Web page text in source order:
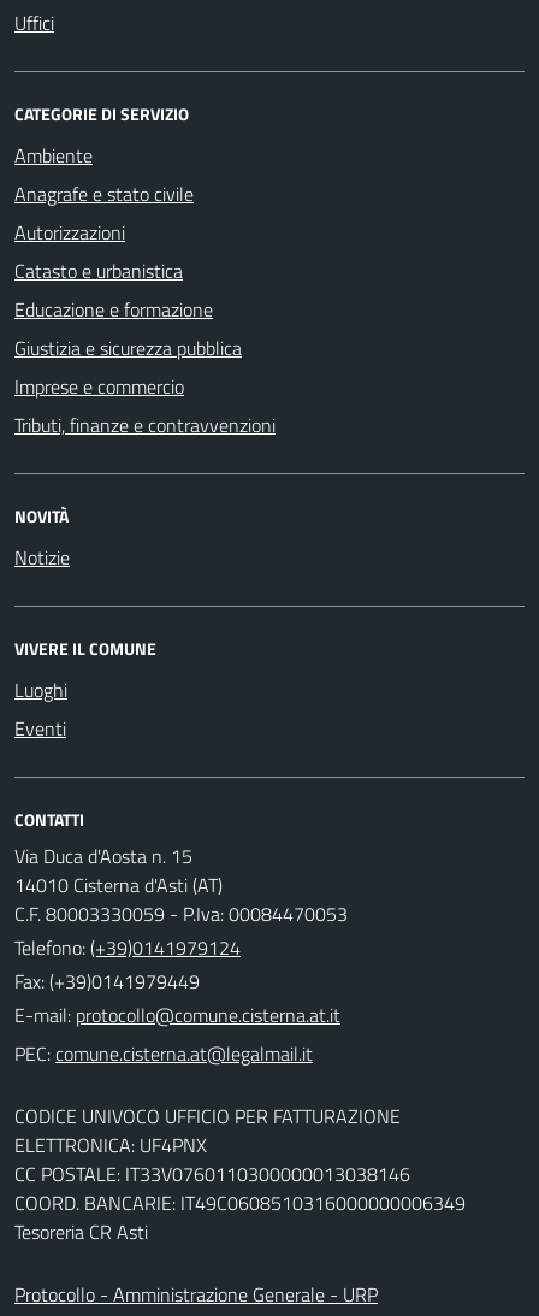
Uffici
CATEGORIE DI SERVIZIO
Ambiente
Anagrafe e stato civile
Autorizzazioni
Catasto e urbanistica
Educazione e formazione
Giustizia e sicurezza pubblica
Imprese e commercio
Tributi, finanze e contravvenzioni
NOVITÀ
Notizie
VIVERE IL COMUNE
Luoghi
Eventi
CONTATTI
Via Duca d'Aosta n. 15
14010 Cisterna d'Asti (AT)
C.F. 80003330059 - P.Iva: 00084470053
Telefono:(+39)0141979124
Fax: (+39)0141979449
E-mail:
PEC:
CODICE UNIVOCO UFFICIO PER FATTURAZIONE
ELETTRONICA: UF4PNX
CC POSTALE: IT33V0760110300000013038146
COORD. BANCARIE: IT49C0608510316000000006349
Tesoreria CR Asti
Protocollo - Amministrazione Generale - URP